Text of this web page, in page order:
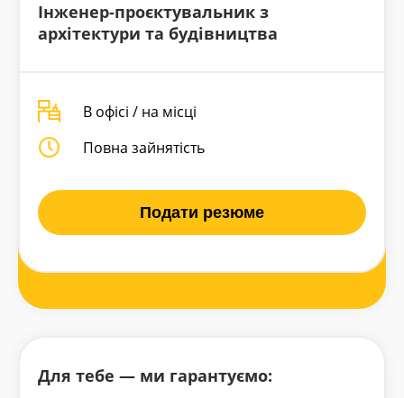
Інженер-проєктувальник з
архітектури та будівництва
В офісі / на місці
Повна зайнятість
Подати резюме
Для тебе — ми гарантуємо: